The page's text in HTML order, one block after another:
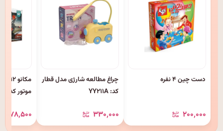
دست چین ۴ نفره
۲۰۰٬۰۰۰
چراغ مطالعه شارژی مدل قطار
کد: YY۲۱۱A
۳۳۰٬۰۰۰
موتور کد: M۳۱۲
۳۷۸٬۵۰۰